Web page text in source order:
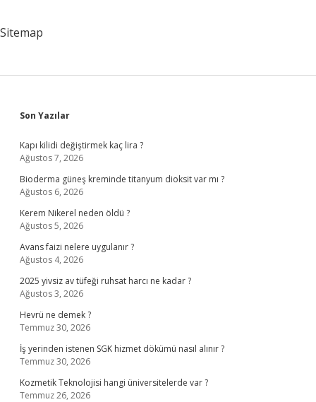
Sitemap
Sidebar
Son Yazılar
Kapı kilidi değiştirmek kaç lira ?
Ağustos 7, 2026
Bioderma güneş kreminde titanyum dioksit var mı ?
Ağustos 6, 2026
Kerem Nikerel neden öldü ?
Ağustos 5, 2026
Avans faizi nelere uygulanır ?
Ağustos 4, 2026
2025 yivsiz av tüfeği ruhsat harcı ne kadar ?
Ağustos 3, 2026
Hevrü ne demek ?
Temmuz 30, 2026
İş yerinden istenen SGK hizmet dökümü nasıl alınır ?
Temmuz 30, 2026
Kozmetik Teknolojisi hangi üniversitelerde var ?
Temmuz 26, 2026